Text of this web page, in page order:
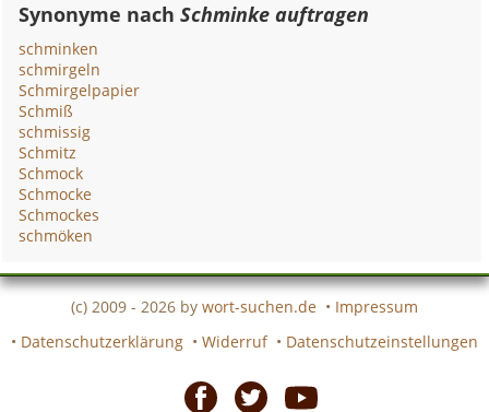
Synonyme nachSchminke auftragen
schminken
schmirgeln
Schmirgelpapier
Schmiß
schmissig
Schmitz
Schmock
Schmocke
Schmockes
schmöken
(c) 2009 - 2026 by wort-suchen.de • Impressum
• Datenschutzerklärung • Widerruf • Datenschutzeinstellungen